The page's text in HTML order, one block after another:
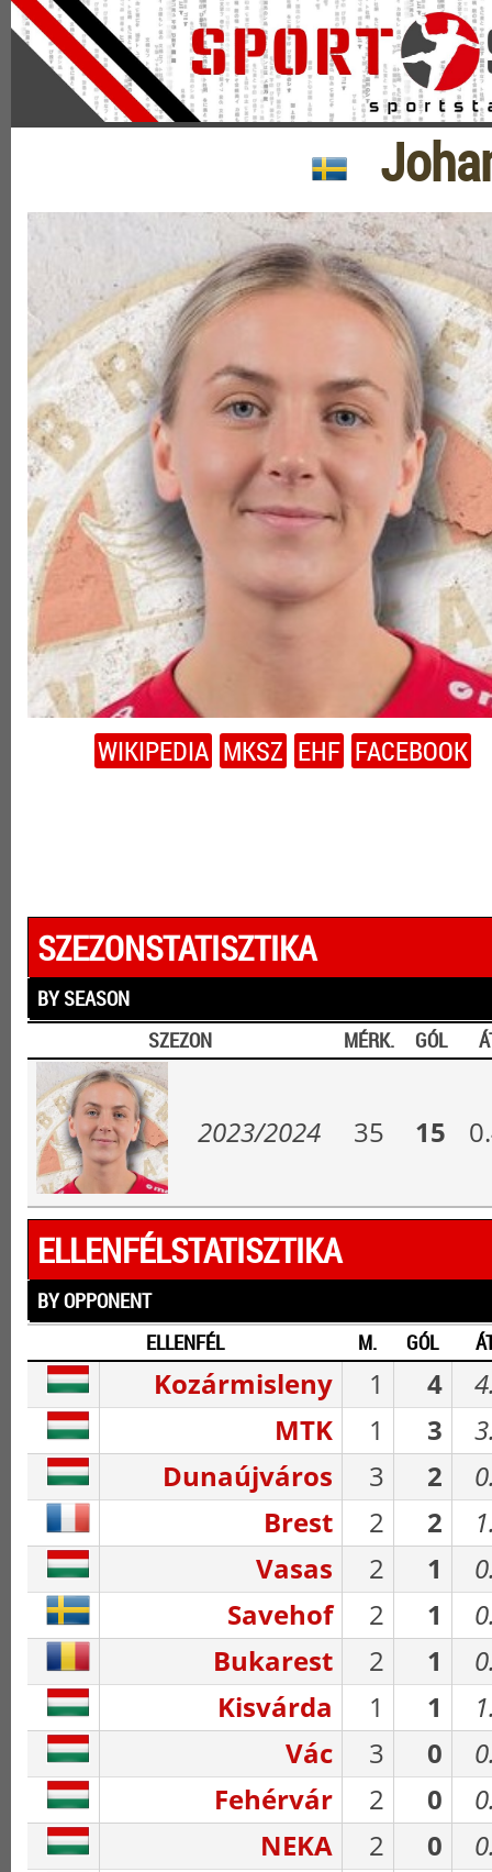
WIKIPEDIA MKSZ EHF FACEBOOK
SZEZONSTATISZTIKA
BY SEASON
SZEZON
MÉRK. GÓL
2023/2024 35 15
ELLENFÉLSTATISZTIKA
BY OPPONENT
ELLENFÉL
M. GÓL
Kozármisleny 1 4
MTK
1 3
Dunaújváros
3 2
Brest
2 2
Vasas
2 1
Savehof
2 1
Bukarest
2 1
Kisvárda
1 1
Vác
3 0
Fehérvár
2 0
NEKA
2 0